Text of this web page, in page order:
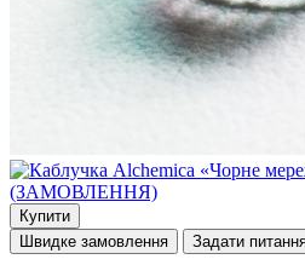
Купити
Швидке замовлення
Задати